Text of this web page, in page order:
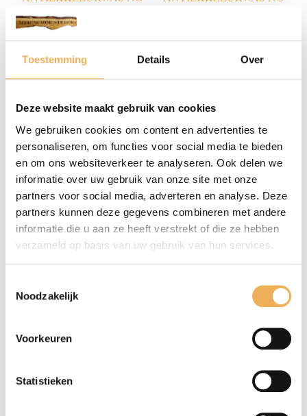
Toestemming Details Over
Deze website maakt gebruik van cookies
We gebruiken cookies om content en advertenties te
personaliseren, om functies voor social media te bieden
en om ons websiteverkeer te analyseren. Ook delen we
informatie over uw gebruik van onze site met onze
partners voor social media, adverteren en analyse. Deze
partners kunnen deze gegevens combineren met andere
informatie die u aan ze heeft verstrekt of die ze hebben
verzameld op basis van uw gebruik van hun services.
Noodzakelijk
Voorkeuren
Statistieken
375 ML
€16.95 €92.69
ANTIEKKLEURWAS NO 7
(OUD SPAANS
BRUIN/ENGLISH) 375 ML
ANTIEKKLEURWAS NO 7
(OUD SPAANS
BRUIN/ENGLISH) 5 LITER